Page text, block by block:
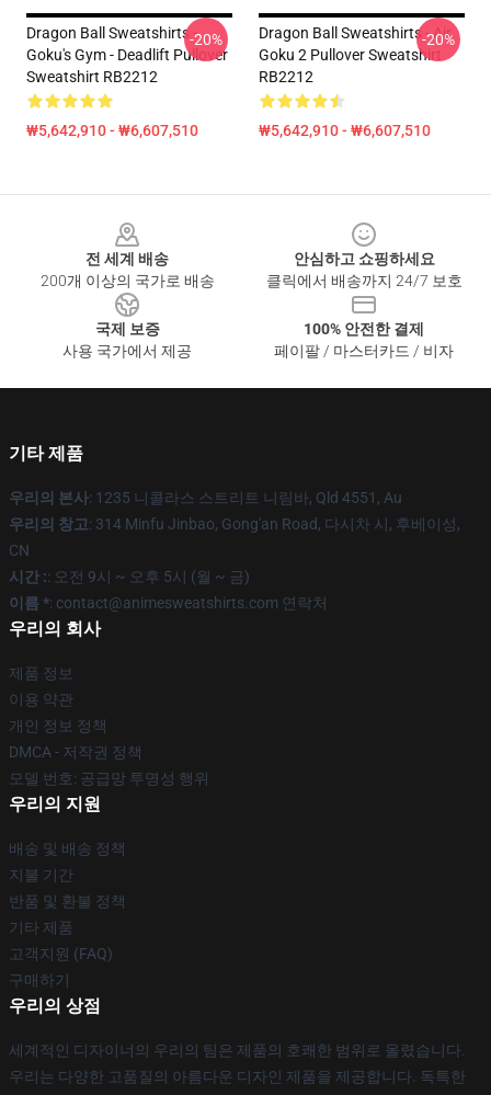
Dragon Ball Sweatshirts -
Goku's Gym - Deadlift Pullover
Sweatshirt RB2212
₩5,642,910 - ₩6,607,510
-20%
Dragon Ball Sweatshirts - Air
Goku 2 Pullover Sweatshirt
RB2212
₩5,642,910 - ₩6,607,510
-20%
전 세계 배송
200개 이상의 국가로 배송
안심하고 쇼핑하세요
클릭에서 배송까지 24/7 보호
국제 보증
사용 국가에서 제공
100% 안전한 결제
페이팔 / 마스터카드 / 비자
기타 제품
우리의 본사: 1235 니콜라스 스트리트 니림바, Qld 4551, Au
우리의 창고: 314 Minfu Jinbao, Gong'an Road, 다시차 시, 후베이성,
CN
시간 :: 오전 9시 ~ 오후 5시 (월 ~ 금)
이름 *: contact@animesweatshirts.com 연락처
우리의 회사
제품 정보
이용 약관
개인 정보 정책
DMCA - 저작권 정책
모델 번호: 공급망 투명성 행위
우리의 지원
배송 및 배송 정책
지불 기간
반품 및 환불 정책
기타 제품
고객지원 (FAQ)
구매하기
우리의 상점
세계적인 디자이너의 우리의 팀은 제품의 호쾌한 범위로 올렸습니다.
우리는 다양한 고품질의 아름다운 디자인 제품을 제공합니다. 독특한